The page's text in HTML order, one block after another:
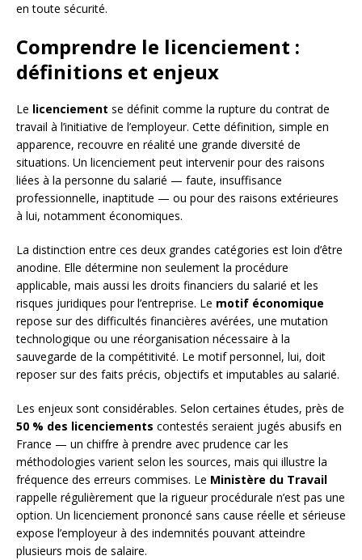
en toute sécurité.
Comprendre le licenciement :
définitions et enjeux
Le licenciement se définit comme la rupture du contrat de
travail à l’initiative de l’employeur. Cette définition, simple en
apparence, recouvre en réalité une grande diversité de
situations. Un licenciement peut intervenir pour des raisons
liées à la personne du salarié — faute, insuffisance
professionnelle, inaptitude — ou pour des raisons extérieures
à lui, notamment économiques.
La distinction entre ces deux grandes catégories est loin d’être
anodine. Elle détermine non seulement la procédure
applicable, mais aussi les droits financiers du salarié et les
risques juridiques pour l’entreprise. Le motif économique
repose sur des difficultés financières avérées, une mutation
technologique ou une réorganisation nécessaire à la
sauvegarde de la compétitivité. Le motif personnel, lui, doit
reposer sur des faits précis, objectifs et imputables au salarié.
Les enjeux sont considérables. Selon certaines études, près de
50 % des licenciements contestés seraient jugés abusifs en
France — un chiffre à prendre avec prudence car les
méthodologies varient selon les sources, mais qui illustre la
fréquence des erreurs commises. Le Ministère du Travail
rappelle régulièrement que la rigueur procédurale n’est pas une
option. Un licenciement prononcé sans cause réelle et sérieuse
expose l’employeur à des indemnités pouvant atteindre
plusieurs mois de salaire.